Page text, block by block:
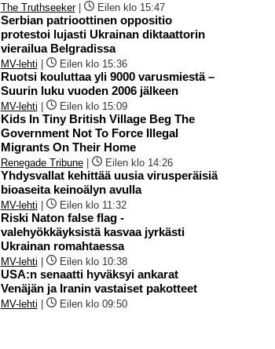
The Truthseeker| Eilen klo 15:47
Serbian patrioottinen oppositio
protestoi lujasti Ukrainan diktaattorin
vierailua Belgradissa
MV-lehti Eilen klo 15:36
Ruotsi kouluttaa yli 9000 varusmiestä –
Suurin luku vuoden 2006 jälkeen
MV-lehti Eilen klo 15:09
Kids In Tiny British Village Beg The
Government Not To Force Illegal
Migrants On Their Home
Renegade Tribune| Eilen klo 14:26
Yhdysvallat kehittää uusia virusperäisiä
bioaseita keinoälyn avulla
MV-lehti Eilen klo 11:32
Riski Naton false flag -
valehyökkäyksistä kasvaa jyrkästi
Ukrainan romahtaessa
MV-lehti Eilen klo 10:38
USA:n senaatti hyväksyi ankarat
Venäjän ja Iranin vastaiset pakotteet
MV-lehti Eilen klo 09:50